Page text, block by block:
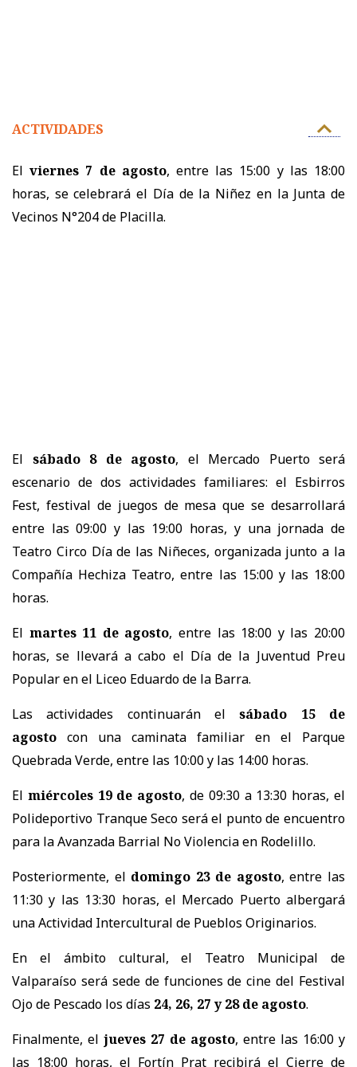
ACTIVIDADES
El viernes 7 de agosto, entre las 15:00 y las 18:00
horas, se celebrará el Día de la Niñez en la Junta de
Vecinos N°204 de Placilla.
El sábado 8 de agosto, el Mercado Puerto será
escenario de dos actividades familiares: el Esbirros
Fest, festival de juegos de mesa que se desarrollará
entre las 09:00 y las 19:00 horas, y una jornada de
Teatro Circo Día de las Niñeces, organizada junto a la
Compañía Hechiza Teatro, entre las 15:00 y las 18:00
horas.
El martes 11 de agosto, entre las 18:00 y las 20:00
horas, se llevará a cabo el Día de la Juventud Preu
Popular en el Liceo Eduardo de la Barra.
Las actividades continuarán el
sábado 15 de
agosto con una caminata familiar en el Parque
Quebrada Verde, entre las 10:00 y las 14:00 horas.
El miércoles 19 de agosto, de 09:30 a 13:30 horas, el
Polideportivo Tranque Seco será el punto de encuentro
para la Avanzada Barrial No Violencia en Rodelillo.
Posteriormente, el domingo 23 de agosto, entre las
11:30 y las 13:30 horas, el Mercado Puerto albergará
una Actividad Intercultural de Pueblos Originarios.
En el ámbito cultural, el Teatro Municipal de
Valparaíso será sede de funciones de cine del Festival
Ojo de Pescado los días 24, 26, 27 y 28 de agosto.
Finalmente, el jueves 27 de agosto, entre las 16:00 y
las 18:00 horas, el Fortín Prat recibirá el Cierre de